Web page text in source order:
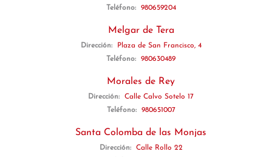
Teléfono:
980659204
Melgar de Tera
Dirección:
Plaza de San Francisco, 4
Teléfono:
980630489
Morales de Rey
Dirección:
Calle Calvo Sotelo 17
Teléfono:
980651007
Santa Colomba de las Monjas
Dirección:
Calle Rollo 22